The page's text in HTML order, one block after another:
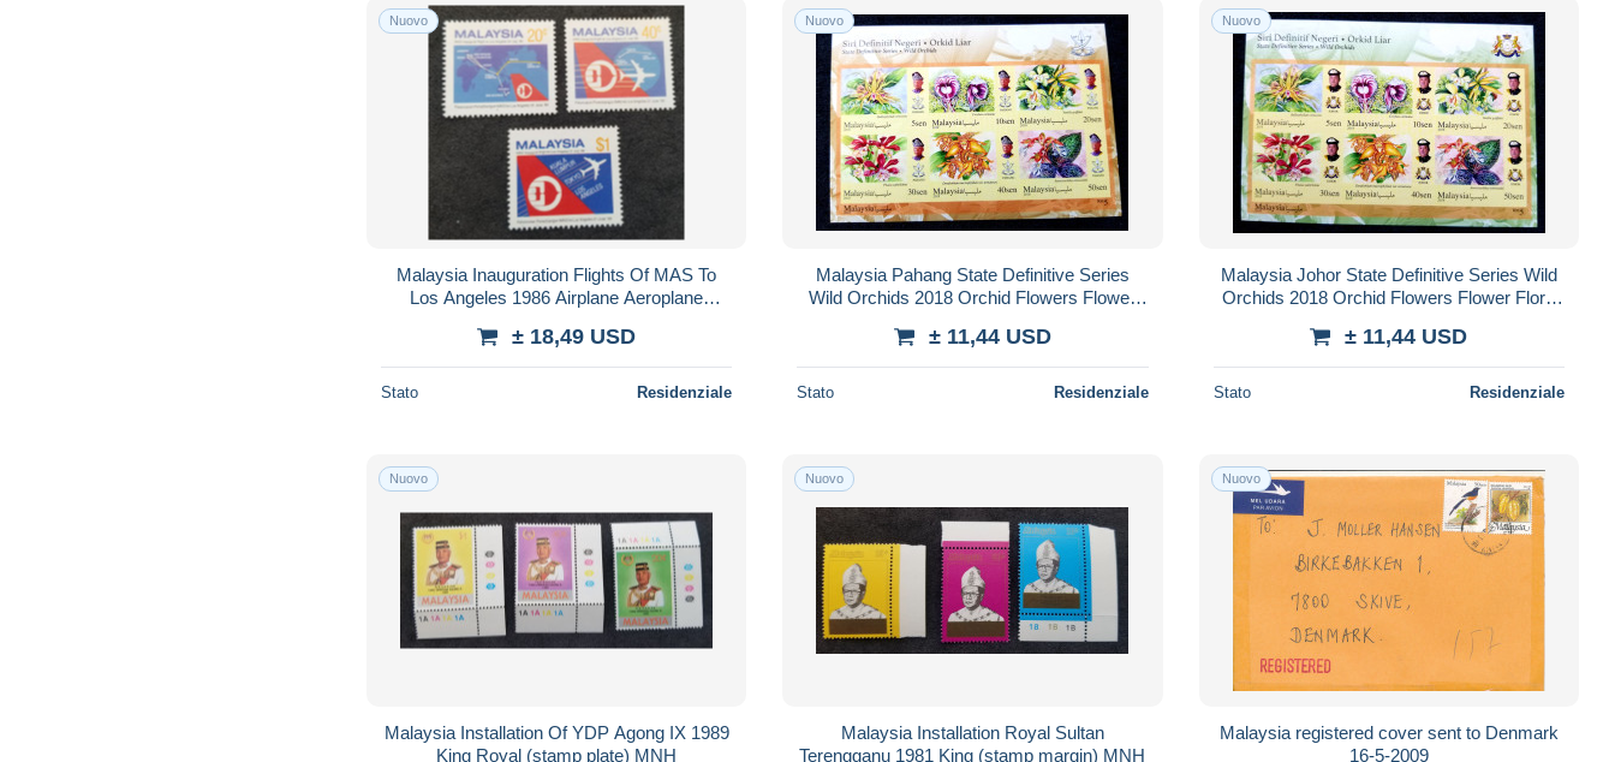
Nuovo
Malaysia Inauguration Flights Of MAS To
Los Angeles 1986 Airplane Aeroplane
± 18,49 USD
Stato Residenziale
Nuovo
Malaysia Pahang State Definitive Series
Wild Orchids 2018 Orchid Flowers Flower
± 11,44 USD
Stato Residenziale
Nuovo
Malaysia Johor State Definitive Series Wild
Orchids 2018 Orchid Flowers Flower Flora
± 11,44 USD
Stato Residenziale
Nuovo
Malaysia Installation Of YDP Agong IX 1989
King Royal (stamp plate) MNH
Nuovo
Malaysia Installation Royal Sultan
Terengganu 1981 King (stamp margin) MNH
Nuovo
Malaysia registered cover sent to Denmark
16-5-2009